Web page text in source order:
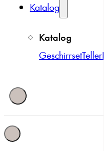
Katalog
Katalog
GeschirrsetTeller